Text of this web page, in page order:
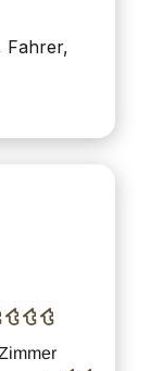
Fahrer,